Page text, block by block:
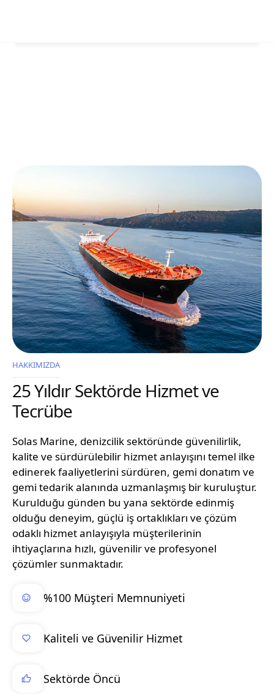
HAKKIMIZDA
25 Yıldır Sektörde Hizmet ve
Tecrübe
Solas Marine, denizcilik sektöründe güvenilirlik,
kalite ve sürdürülebilir hizmet anlayışını temel ilke
edinerek faaliyetlerini sürdüren, gemi donatım ve
gemi tedarik alanında uzmanlaşmış bir kuruluştur.
Kurulduğu günden bu yana sektörde edinmiş
olduğu deneyim, güçlü iş ortaklıkları ve çözüm
odaklı hizmet anlayışıyla müşterilerinin
ihtiyaçlarına hızlı, güvenilir ve profesyonel
çözümler sunmaktadır.
%100 Müşteri Memnuniyeti
Kaliteli ve Güvenilir Hizmet
Sektörde Öncü